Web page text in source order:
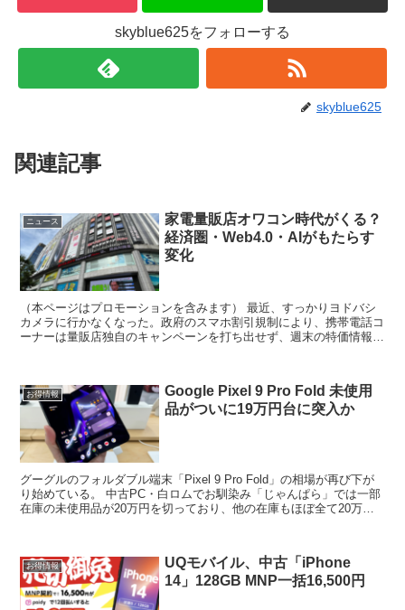
skyblue625をフォローする
skyblue625
関連記事
ニュース
家電量販店オワコン時代がくる？
経済圏・Web4.0・AIがもたらす
変化
（本ページはプロモーションを含みます） 最近、すっかりヨドバシ
カメラに行かなくなった。政府のスマホ割引規制により、携帯電話コ
ーナーは量販店独自のキャンペーンを打ち出せず、週末の特価情報を
お得情報
Google Pixel 9 Pro Fold 未使用
品がついに19万円台に突入か
グーグルのフォルダブル端末「Pixel 9 Pro Fold」の相場が再び下が
り始めている。 中古PC・白ロムでお馴染み「じゃんぱら」では一部
在庫の未使用品が20万円を切っており、他の在庫もほぼ全て20万円
お得情報
UQモバイル、中古「iPhone
14」128GB MNP一括16,500円